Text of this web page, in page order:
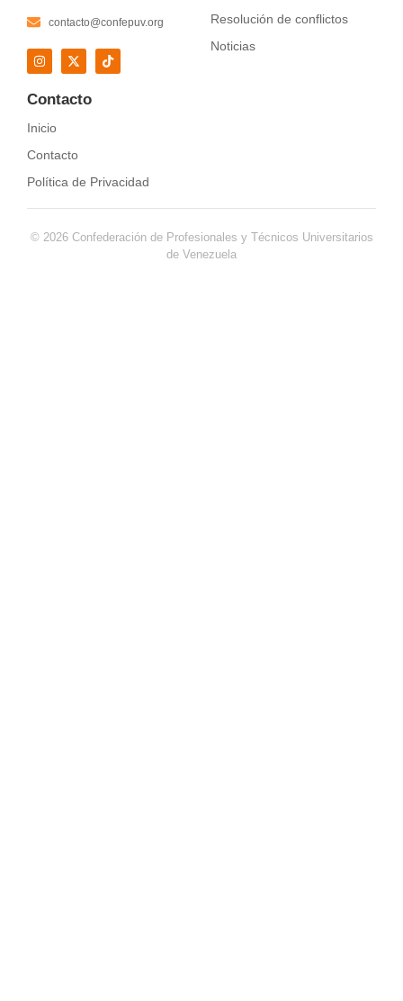
contacto@confepuv.org
Resolución de conflictos
Noticias
Contacto
Inicio
Contacto
Política de Privacidad
© 2026 Confederación de Profesionales y Técnicos Universitarios
de Venezuela